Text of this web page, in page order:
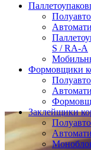
S / RA-A
Формовщики
Заклейщики